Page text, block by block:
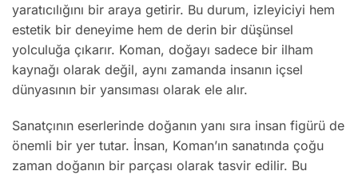
yaratıcılığını bir araya getirir. Bu durum, izleyiciyi hem
estetik bir deneyime hem de derin bir düşünsel
yolculuğa çıkarır. Koman, doğayı sadece bir ilham
kaynağı olarak değil, aynı zamanda insanın içsel
dünyasının bir yansıması olarak ele alır.
Sanatçının eserlerinde doğanın yanı sıra insan figürü de
önemli bir yer tutar. İnsan, Koman’ın sanatında çoğu
zaman doğanın bir parçası olarak tasvir edilir. Bu